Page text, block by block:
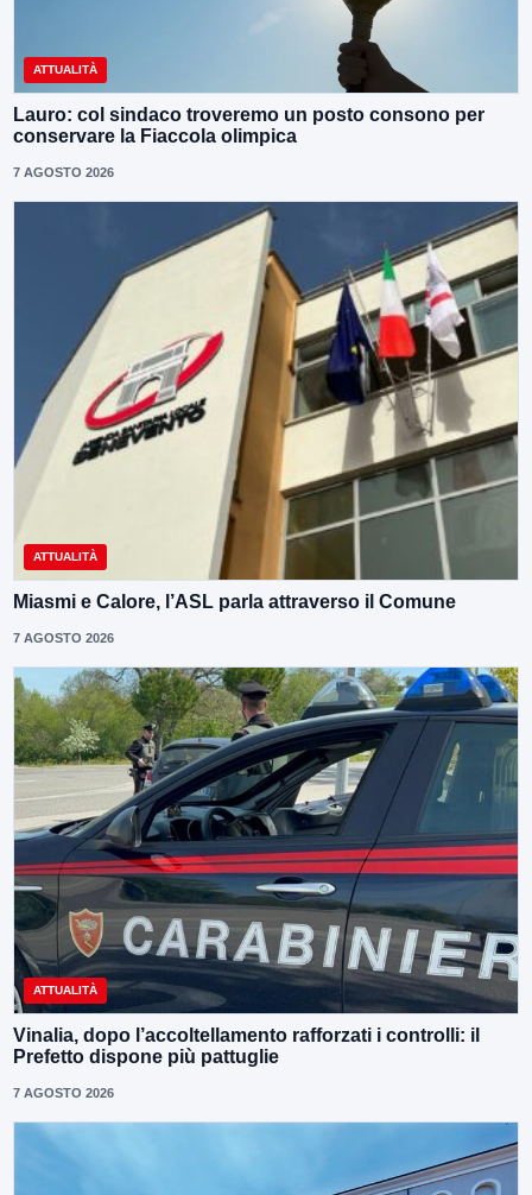
ATTUALITÀ
Lauro: col sindaco troveremo un posto consono per
conservare la Fiaccola olimpica
7 AGOSTO 2026
ATTUALITÀ
Miasmi e Calore, l’ASL parla attraverso il Comune
7 AGOSTO 2026
ATTUALITÀ
Vinalia, dopo l’accoltellamento rafforzati i controlli: il
Prefetto dispone più pattuglie
7 AGOSTO 2026